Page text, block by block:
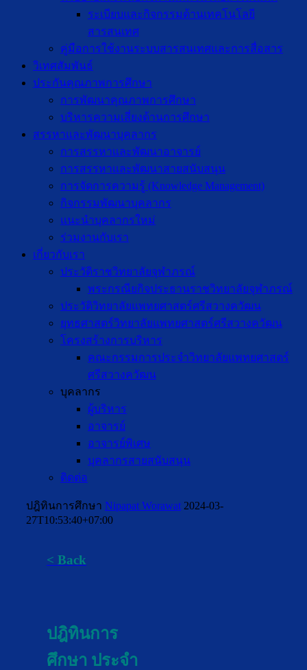
ระเบียบและกิจกรรมด้านเทคโนโลยี
สารสนเทศ
คู่มือการใช้งานระบบสารสนเทศและการสื่อสาร
วิเทศสัมพันธ์
ประกันคุณภาพการศึกษา
การพัฒนาคุณภาพการศึกษา
บริหารความเสี่ยงด้านการศึกษา
สรรหาและพัฒนาบุคลากร
การสรรหาและพัฒนาอาจารย์
การสรรหาและพัฒนาสายสนับสนุน
การจัดการความรู้ (Knowledge Management)
กิจกรรมพัฒนาบุคลากร
แนะนำบุคลากรใหม่
ร่วมงานกับเรา
เกี่ยวกับเรา
ประวัติราชวิทยาลัยจุฬาภรณ์
พระกรณียกิจประธานราชวิทยาลัยจุฬาภรณ์
ประวัติวิทยาลัยแพทยศาสตร์ศรีสวางควัฒน
ยุทธศาสตร์วิทยาลัยแพทยศาสตร์ศรีสวางควัฒน
โครงสร้างการบริหาร
คณะกรรมการประจำวิทยาลัยแพทยศาสตร์
ศรีสวางควัฒน
บุคลากร
ผู้บริหาร
อาจารย์
อาจารย์พิเศษ
บุคลากรสายสนับสนุน
ติดต่อ
ปฎิทินการศึกษา Nipapat Worawat 2024-03-
27T10:53:40+07:00
< Back
ปฎิทินการ
ศึกษา ประจำ